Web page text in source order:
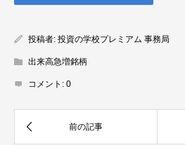
投稿者: 投資の学校プレミアム 事務局
出来高急増銘柄
コメント: 0